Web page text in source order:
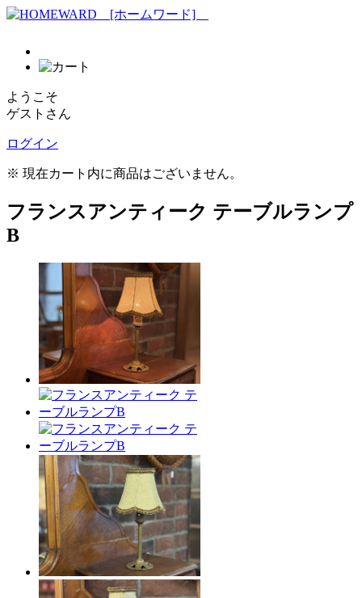
ようこそ
ゲストさん
ログイン
※ 現在カート内に商品はございません。
フランスアンティーク テーブルランプ
B